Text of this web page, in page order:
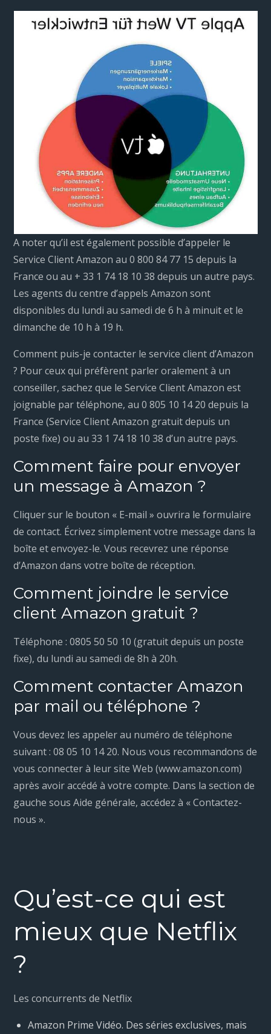
A noter qu’il est également possible d’appeler le
Service Client Amazon au 0 800 84 77 15 depuis la
France ou au + 33 1 74 18 10 38 depuis un autre pays.
Les agents du centre d’appels Amazon sont
disponibles du lundi au samedi de 6 h à minuit et le
dimanche de 10 h à 19 h.
Comment puis-je contacter le service client d’Amazon
? Pour ceux qui préfèrent parler oralement à un
conseiller, sachez que le Service Client Amazon est
joignable par téléphone, au 0 805 10 14 20 depuis la
France (Service Client Amazon gratuit depuis un
poste fixe) ou au 33 1 74 18 10 38 d’un autre pays.
Comment faire pour envoyer
un message à Amazon ?
Cliquer sur le bouton « E-mail » ouvrira le formulaire
de contact. Écrivez simplement votre message dans la
boîte et envoyez-le. Vous recevrez une réponse
d’Amazon dans votre boîte de réception.
Comment joindre le service
client Amazon gratuit ?
Téléphone : 0805 50 50 10 (gratuit depuis un poste
fixe), du lundi au samedi de 8h à 20h.
Comment contacter Amazon
par mail ou téléphone ?
Vous devez les appeler au numéro de téléphone
suivant : 08 05 10 14 20. Nous vous recommandons de
vous connecter à leur site Web (www.amazon.com)
après avoir accédé à votre compte. Dans la section de
gauche sous Aide générale, accédez à « Contactez-
nous ».
Qu’est-ce qui est
mieux que Netflix
?
Les concurrents de Netflix
Amazon Prime Vidéo. Des séries exclusives, mais